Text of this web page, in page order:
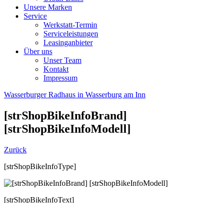
Unsere Marken
Service
Werkstatt-Termin
Serviceleistungen
Leasinganbieter
Über uns
Unser Team
Kontakt
Impressum
Wasserburger Radhaus in Wasserburg am Inn
[strShopBikeInfoBrand]
[strShopBikeInfoModell]
Zurück
[strShopBikeInfoType]
[strShopBikeInfoText]